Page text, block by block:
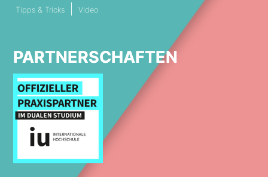
Tipps & Tricks
Video
PARTNERSCHAFTEN